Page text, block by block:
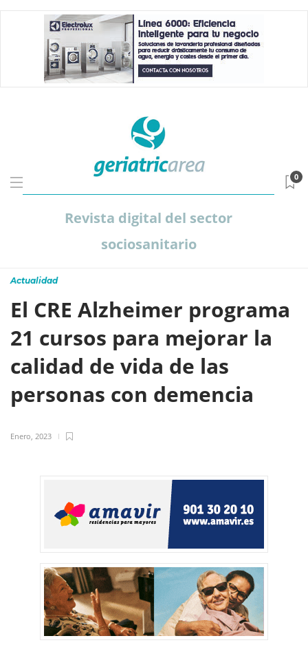
Revista digital del sector
sociosanitario
0
Actualidad
El CRE Alzheimer programa
21 cursos para mejorar la
calidad de vida de las
personas con demencia
Enero, 2023